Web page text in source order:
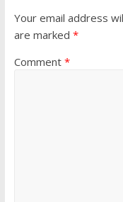
Your email address
are marked *
Comment *